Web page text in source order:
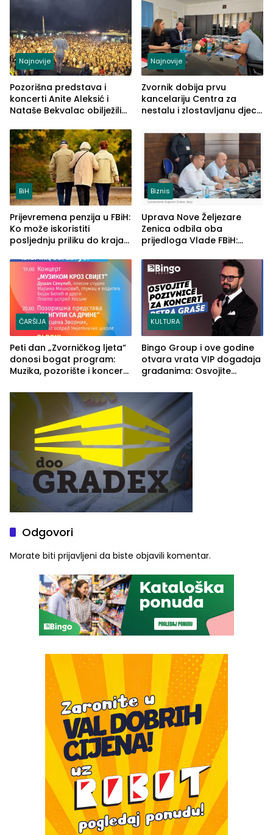
vidljive na njima
Najnovije
Pozorišna predstava i
koncerti Anite Aleksić i
Nataše Bekvalac obilježili
ljeta (FOTO)
Najnovije
Zvornik dobija prvu
kancelariju Centra za
nestalu i zlostavljanu djecu
BiH
Prijevremena penzija u FBiH:
Ko može iskoristiti
posljednju priliku do kraja
Biznis
Uprava Nove Željezare
Zenica odbila oba
prijedloga Vlade FBiH:
rješenje
ČARŠIJA
Peti dan „Zvorničkog ljeta“
donosi bogat program:
Muzika, pozorište i koncert
KULTURA
Bingo Group i ove godine
otvara vrata VIP događaja
građanima: Osvojite
Graše
Odgovori
Morate biti prijavljeni da biste objavili komentar.